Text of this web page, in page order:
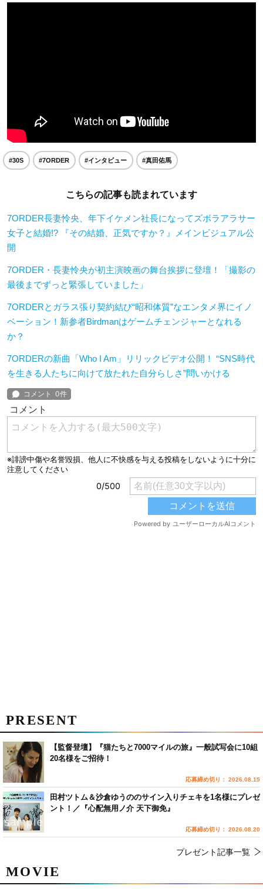
#30S #7ORDER #インタビュー #真田佑馬
こちらの記事も読まれています
7ORDER長妻怜央、年下イケメン社長になってズボラアラサー
女子と結婚!? 『その結婚、正気ですか？』メインビジュアル公
開
7ORDER・長妻怜央が初主演映画の舞台挨拶に登壇！「撮影の
最後までずっと緊張していました」
7ORDERとガラス張り契約結び“昭和体質”なエンタメ界にイノ
ベーション！新参者Birdmanはゲームチェンジャーとなれる
か？
7ORDERの新曲「Who I Am」リリックビデオ公開！ “SNS時代
を生きる人たちに向けて放たれた自分らしさ”問いかける
MOVIE
PRESENT
【監督登壇】『猫たちと7000マイルの旅』一般試写会に10組
20名様をご招待！
応募締め切り： 2026.08.15
田村ツトム＆沙倉ゆうののサイン入りチェキを1名様にプレゼ
ント！／『心配無用ノ介 天下御免』
応募締め切り： 2026.08.20
プレゼント記事一覧